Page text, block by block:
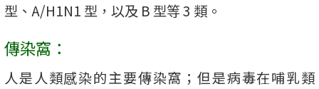
型、A/H1N1 型，以及 B 型等 3 類。
傳染窩：
人是人類感染的主要傳染窩；但是病毒在哺乳類